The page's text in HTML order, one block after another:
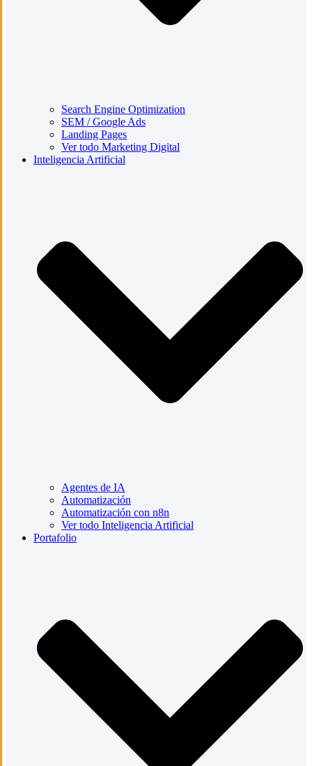
Search Engine Optimization
SEM / Google Ads
Landing Pages
Ver todo Marketing Digital
Inteligencia Artificial
Agentes de IA
Automatización
Automatización con n8n
Ver todo Inteligencia Artificial
Portafolio